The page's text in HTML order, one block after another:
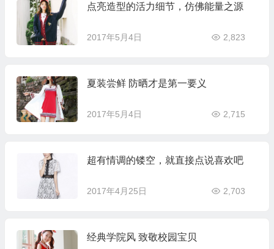
点亮造型的活力细节，仿佛能量之源
2017年5月4日 2,823
夏装尝鲜 防晒才是第一要义
2017年5月4日 2,715
超有情调的镂空，就直接点说喜欢吧
2017年4月25日 2,703
经典学院风 致敬校园宝贝